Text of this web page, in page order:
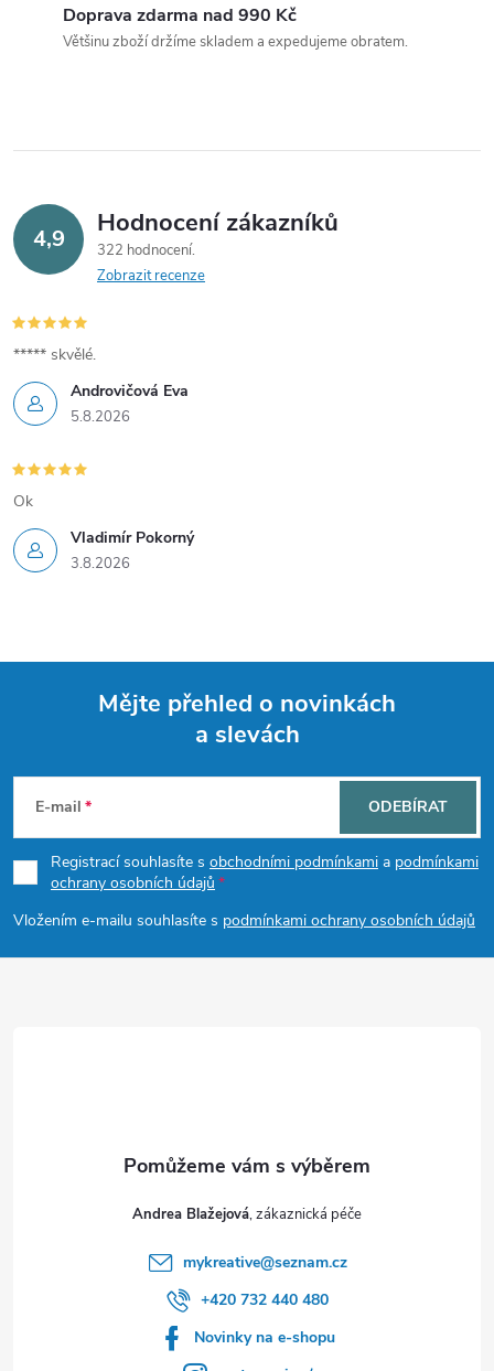
p
v
k
y
v
ý
i
s
u
Doprava zdarma nad 990 Kč
Většinu zboží držíme skladem a expedujeme obratem.
4,9 Hodnocení zákazníků
322 hodnocení
Zobrazit recenze
Androvičová Eva
5.8.2026
***** skvělé.
Vladimír Pokorný
3.8.2026
Ok
p
a
t
Mějte přehled o novinkách
a slevách
E-mail
Registrací souhlasíte s obchodními podmínkami a podmínkami
ochrany osobních údajů
Vložením e-mailu souhlasíte s podmínkami ochrany osobních údajů
ODEBÍRAT
Andrea Blažejová
mykreative@seznam.cz
+420 732 440 480
Novinky na e-shopu